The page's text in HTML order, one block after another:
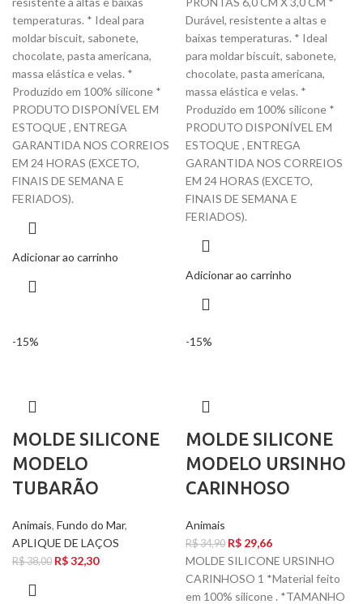
temperaturas. * Ideal para
moldar biscuit, sabonete,
chocolate, pasta americana,
massa elástica e velas. *
Produzido em 100% silicone *
PRODUTO DISPONÍVEL EM
ESTOQUE , ENTREGA
GARANTIDA NOS CORREIOS
EM 24 HORAS (EXCETO,
FINAIS DE SEMANA E
FERIADOS).
Adicionar ao carrinho
Durável, resistente a altas e
baixas temperaturas. * Ideal
para moldar biscuit, sabonete,
chocolate, pasta americana,
massa elástica e velas. *
Produzido em 100% silicone *
PRODUTO DISPONÍVEL EM
ESTOQUE , ENTREGA
GARANTIDA NOS CORREIOS
EM 24 HORAS (EXCETO,
FINAIS DE SEMANA E
FERIADOS).
Adicionar ao carrinho
-15%
MOLDE SILICONE
MODELO
TUBARÃO
Animais, Fundo do Mar,
APLIQUE DE LAÇOS
R$38,00 R$32,30
-15%
MOLDE SILICONE
MODELO URSINHO
CARINHOSO
Animais
R$34,90 R$ 29,66
MOLDE SILICONE URSINHO
CARINHOSO 1 *Material feito
em 100% silicone . *TAMANHO